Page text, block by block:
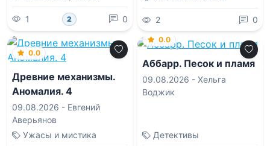
1 2 0 2 0
0.0
Древние механизмы.
Аномалия. 4
09.08.2026 - Евгений
Аверьянов
Ужасы и мистика
0.0
Аббарр. Песок и пламя
09.08.2026 - Хельга
Воджик
Детективы